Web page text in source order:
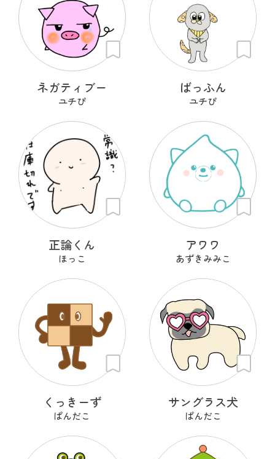
ネガティブー
ユチぴ
ばっふん
ユチぴ
正論くん
ほっこ
アワワ
あずきみみこ
くっきーず
ぱんだこ
サングラス犬
ぱんだこ